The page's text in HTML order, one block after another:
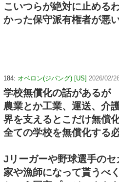
こいつらが絶対に止める
かった保守派有権者が悪
184: オベロン(ジパング) [US] 2026/02/
学校無償化の話があるが
農業とか工業、運送、介
界を支えるとこだけ無償
全ての学校を無償化する
Jリーガーや野球選手の
家や漁師になって貰うべ